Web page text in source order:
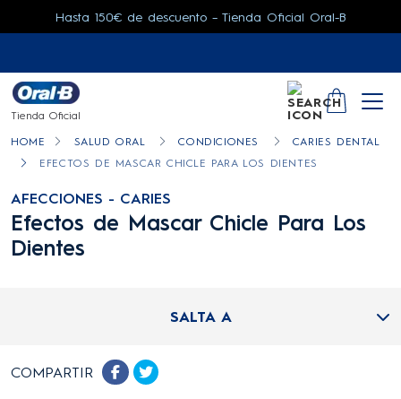
Hasta 150€ de descuento – Tienda Oficial Oral-B
Tienda Oficial
SEARCHYOUR
HOME SALUD ORAL CONDICIONES
CARIES DENTAL
EFECTOS DE MASCAR CHICLE PARA LOS DIENTES
AFECCIONES - CARIES
Efectos de Mascar Chicle Para Los
Dientes
SALTA A
COMPARTIR